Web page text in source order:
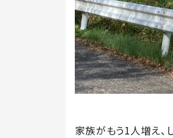
家族がもう1人増え、